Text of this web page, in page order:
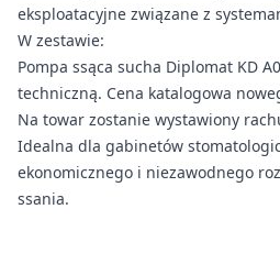
eksploatacyjne związane z
W zestawie:
Pompa ssąca sucha Diplomat KD
techniczną. Cena katalogowa
Na towar zostanie wystawiony
Idealna dla gabinetów
ekonomicznego i niezawodnego
ssania.